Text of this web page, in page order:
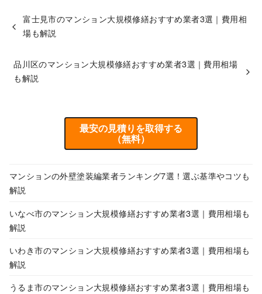
富士見市のマンション大規模修繕おすすめ業者3選｜費用相
場も解説
品川区のマンション大規模修繕おすすめ業者3選｜費用相場
も解説
最安の見積りを取得する
（無料）
マンションの外壁塗装編業者ランキング7選！選ぶ基準やコツも
解説
いなべ市のマンション大規模修繕おすすめ業者3選｜費用相場も
解説
いわき市のマンション大規模修繕おすすめ業者3選｜費用相場も
解説
うるま市のマンション大規模修繕おすすめ業者3選｜費用相場も